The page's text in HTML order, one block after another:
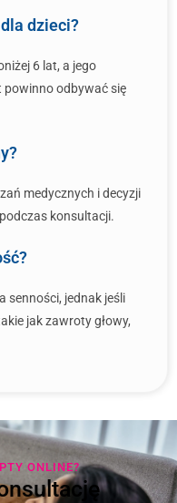
dzieci?
6 lat, a jego
powinno odbywać się
medycznych i decyzji
konsultacji.
senności, jednak jeśli
jak zawroty głowy,
ONLINE?